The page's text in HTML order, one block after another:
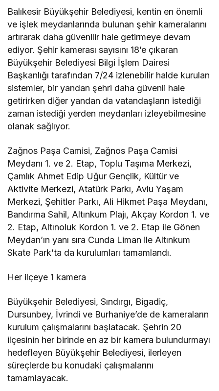
Balıkesir Büyükşehir Belediyesi, kentin en önemli
ve işlek meydanlarında bulunan şehir kameralarını
artırarak daha güvenilir hale getirmeye devam
ediyor. Şehir kamerası sayısını 18’e çıkaran
Büyükşehir Belediyesi Bilgi İşlem Dairesi
Başkanlığı tarafından 7/24 izlenebilir halde kurulan
sistemler, bir yandan şehri daha güvenli hale
getirirken diğer yandan da vatandaşların istediği
zaman istediği yerden meydanları izleyebilmesine
olanak sağlıyor.
Zağnos Paşa Camisi, Zağnos Paşa Camisi
Meydanı 1. ve 2. Etap, Toplu Taşıma Merkezi,
Çamlık Ahmet Edip Uğur Gençlik, Kültür ve
Aktivite Merkezi, Atatürk Parkı, Avlu Yaşam
Merkezi, Şehitler Parkı, Ali Hikmet Paşa Meydanı,
Bandırma Sahil, Altınkum Plajı, Akçay Kordon 1. ve
2. Etap, Altınoluk Kordon 1. ve 2. Etap ile Gönen
Meydan’ın yanı sıra Cunda Liman ile Altınkum
Skate Park’ta da kurulumları tamamlandı.
Her ilçeye 1 kamera
Büyükşehir Belediyesi, Sındırgı, Bigadiç,
Dursunbey, İvrindi ve Burhaniye’de de kameraların
kurulum çalışmalarını başlatacak. Şehrin 20
ilçesinin her birinde en az bir kamera bulundurmayı
hedefleyen Büyükşehir Belediyesi, ilerleyen
süreçlerde bu konudaki çalışmalarını
tamamlayacak.